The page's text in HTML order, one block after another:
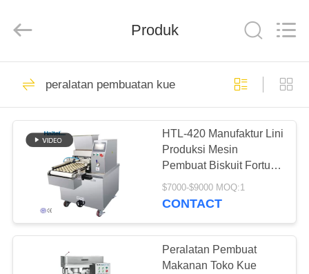
RUMAH
PRODUK
TENTANG
KAMI
TUR
PABRIK
Jalur Produksi
Permen
Lini Produksi
46
Produk
peralatan pembuatan kue
HTL-420 Manufaktur Lini
Produksi Mesin
Pembuat Biskuit Fortune
Cookies Otomatis
$7000-$9000 MOQ:1
CONTACT
Peralatan Pembuat
Makanan Toko Kue